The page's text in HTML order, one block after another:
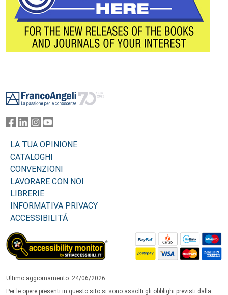
LA TUA OPINIONE
CATALOGHI
CONVENZIONI
LAVORARE CON NOI
LIBRERIE
INFORMATIVA PRIVACY
ACCESSIBILITÁ
Ultimo aggiornamento: 24/06/2026
Per le opere presenti in questo sito si sono assolti gli obblighi previsti dalla